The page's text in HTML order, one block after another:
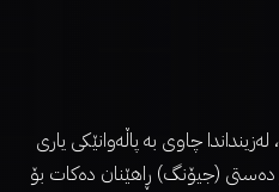
چاوی بە پاڵەوانێکی یاری
(جیۆنگ) ڕاهێنان دەکات بۆ